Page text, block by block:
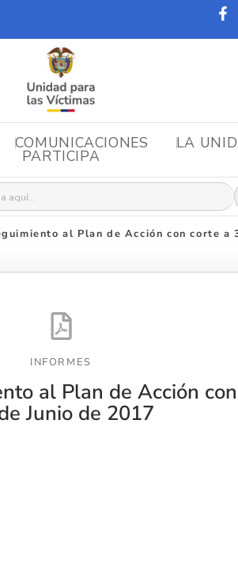
COMUNICACIONES LA
PARTICIPA
al Plan de Acción con corte a
INFORMES
al Plan de Acción
Junio de 2017